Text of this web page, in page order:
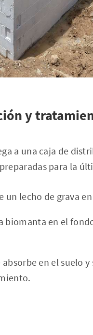
y
a una caja de
para la
un lecho de grava
biomanta en el
en el suelo y